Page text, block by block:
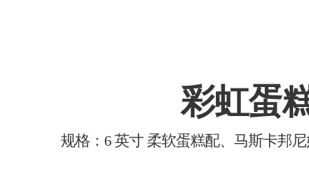
彩虹蛋
规格：6 英寸 柔软蛋糕配、马斯卡邦